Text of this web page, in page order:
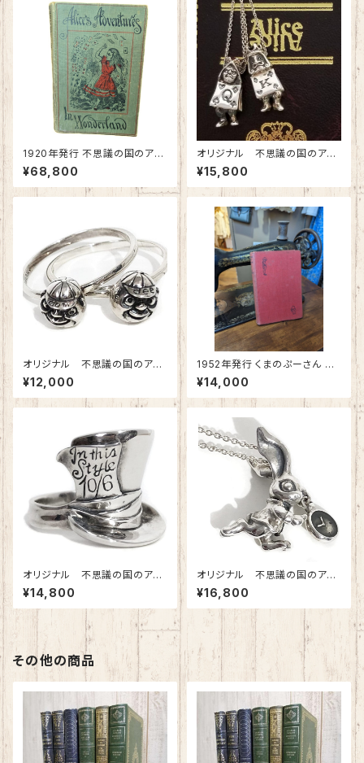
1920年発行 不思議の国のアリ
ス 英国古書 アンティーク洋書
¥68,800
オリジナル 不思議の国のアリ
ス シルバー925 ネックレ
ス ペンダント アリストップ
¥15,800
オリジナル 不思議の国のアリ
ス シルバー925 リング 指
輪 ダム＆ディー
¥12,000
1952年発行 くまのぷーさん 英
国古書 アンティーク洋書
¥14,000
オリジナル 不思議の国のアリ
ス シルバー925 フリーサイ
ズリング マッドハッター
¥14,800
オリジナル 不思議の国のアリ
ス 白うさぎ シルバー925
ネックレス ペンダント アリス
トップ
¥16,800
その他の商品